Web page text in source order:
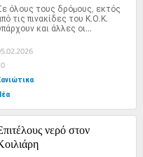
όλους τους δρόµους, εκτός
τις πινακίδες του Κ.Ο.Κ.
και άλλες οι...
νερό στον